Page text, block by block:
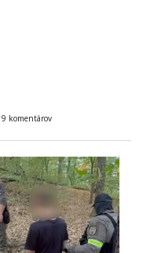
9 komentárov